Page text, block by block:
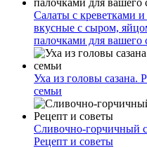
Салаты с креветками
вкусные с сыром,
палочками для вашего
Уха из головы сазана.
семьи
Сливочно-горчичный
Рецепт и советы